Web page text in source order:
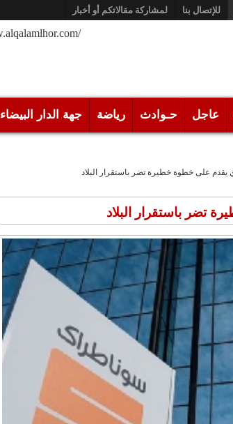
للإتصال بنا لمشاركة مقالاتكم أو أخبار
/www.alqalamlhor.com
عاجل حـوادث رياضة جهة الدار البيضاء
يقدم على خطوة خطيرة تضر باستقرار البلاد
تضر باستقرار البلاد